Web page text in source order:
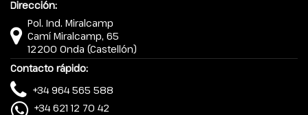
Dirección:
Pol. Ind. Miralcamp
Camí Miralcamp, 65
12200 Onda (Castellón)
Contacto rápido:
+34 964 565 588
+34 621 12 70 42